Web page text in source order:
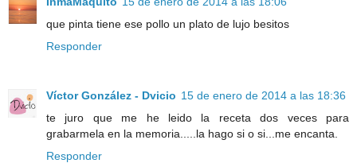
que pinta tiene ese pollo un plato de lujo besitos
Responder
Víctor González - Dvicio 15 de enero de 2014 a las 18:36
te juro que me he leido la receta dos veces para
grabarmela en la memoria.....la hago si o si...me encanta.
Responder